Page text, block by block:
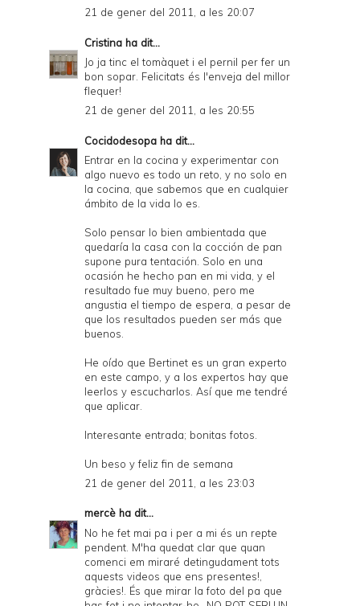
21 de gener del 2011, a les 20:07
Cristina ha dit...
Jo ja tinc el tomàquet i el pernil per fer un
bon sopar. Felicitats és l'enveja del millor
flequer!
21 de gener del 2011, a les 20:55
Cocidodesopa ha dit...
Entrar en la cocina y experimentar con
algo nuevo es todo un reto, y no solo en
la cocina, que sabemos que en cualquier
ámbito de la vida lo es.
Solo pensar lo bien ambientada que
quedaría la casa con la cocción de pan
supone pura tentación. Solo en una
ocasión he hecho pan en mi vida, y el
resultado fue muy bueno, pero me
angustia el tiempo de espera, a pesar de
que los resultados pueden ser más que
buenos.
He oído que Bertinet es un gran experto
en este campo, y a los expertos hay que
leerlos y escucharlos. Así que me tendré
que aplicar.
Interesante entrada; bonitas fotos.
Un beso y feliz fin de semana
21 de gener del 2011, a les 23:03
mercè ha dit...
No he fet mai pa i per a mi és un repte
pendent. M'ha quedat clar que quan
comenci em miraré detingudament tots
aquests videos que ens presentes!,
gràcies!. És que mirar la foto del pa que